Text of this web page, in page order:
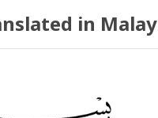
in Malay